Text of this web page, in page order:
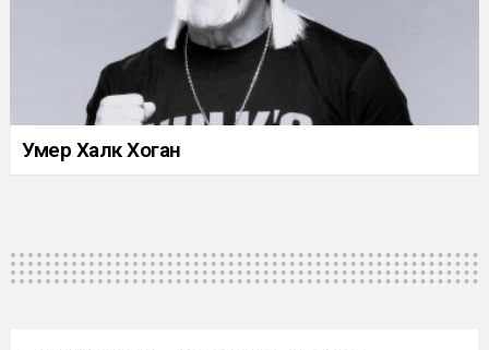
Умер Халк Хоган